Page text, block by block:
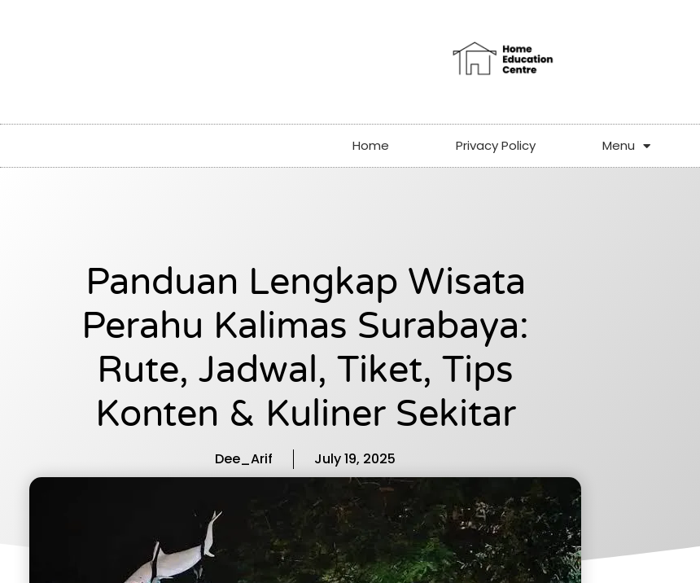
Home Privacy Policy Menu
Panduan Lengkap Wisata
Perahu Kalimas Surabaya:
Rute, Jadwal, Tiket, Tips
Konten & Kuliner Sekitar
Dee_Arif July 19, 2025